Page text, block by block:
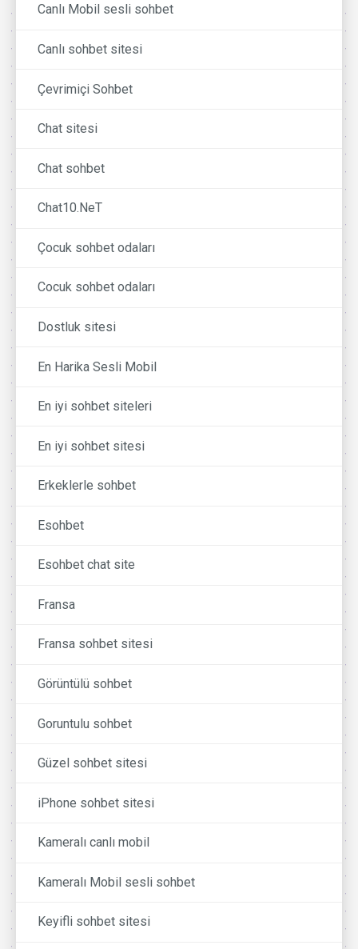
Canlı Mobil sesli sohbet
Canlı sohbet sitesi
Çevrimiçi Sohbet
Chat sitesi
Chat sohbet
Chat10.NeT
Çocuk sohbet odaları
Cocuk sohbet odaları
Dostluk sitesi
En Harika Sesli Mobil
En iyi sohbet siteleri
En iyi sohbet sitesi
Erkeklerle sohbet
Esohbet
Esohbet chat site
Fransa
Fransa sohbet sitesi
Görüntülü sohbet
Goruntulu sohbet
Güzel sohbet sitesi
iPhone sohbet sitesi
Kameralı canlı mobil
Kameralı Mobil sesli sohbet
Keyifli sohbet sitesi